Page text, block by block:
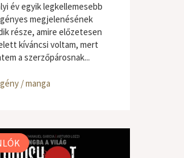
év egyik legkellemesebb
megjelenésének
része, amire előzetesen
kíváncsi voltam, mert
a szerzőpárosnak...
/ manga